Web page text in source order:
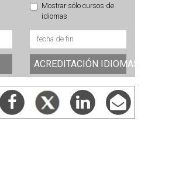
Mostrar sólo cursos de
idiomas
ACREDITACIÓN IDIOMAS